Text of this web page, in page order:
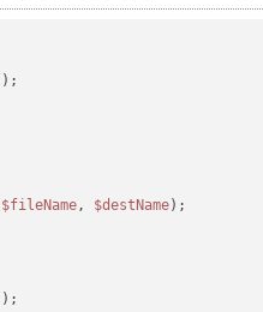
$fileName, $destName);